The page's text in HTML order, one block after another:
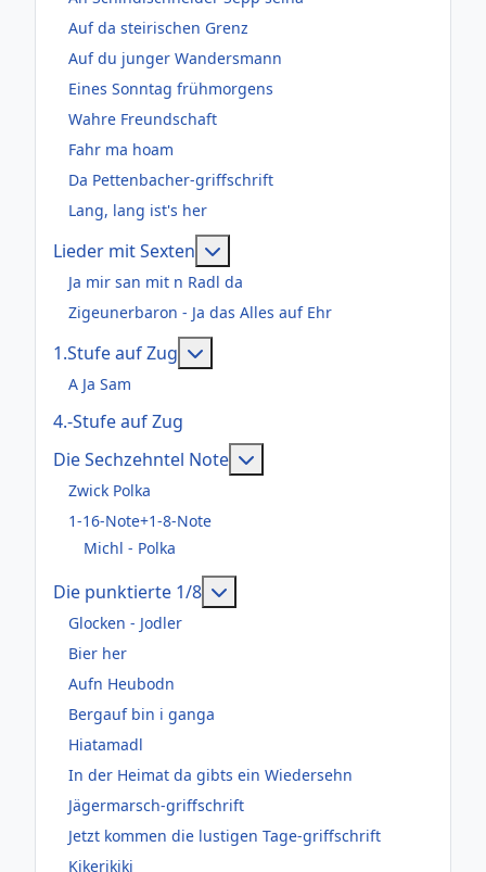
Auf da steirischen Grenz
Auf du junger Wandersmann
Eines Sonntag frühmorgens
Wahre Freundschaft
Fahr ma hoam
Da Pettenbacher-griffschrift
Lang, lang ist's her
Lieder mit Sexten
Ja mir san mit n Radl da
Zigeunerbaron - Ja das Alles auf Ehr
1.Stufe auf Zug
A Ja Sam
4.-Stufe auf Zug
Die Sechzehntel Note
Zwick Polka
1-16-Note+1-8-Note
Michl - Polka
Die punktierte 1/8
Glocken - Jodler
Bier her
Aufn Heubodn
Bergauf bin i ganga
Hiatamadl
In der Heimat da gibts ein Wiedersehn
Jägermarsch-griffschrift
Jetzt kommen die lustigen Tage-griffschrift
Kikerikiki